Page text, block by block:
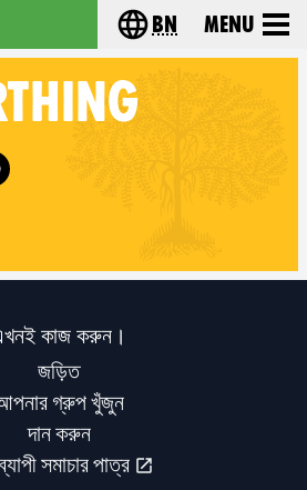
Choose your
bn Menu
কাজ করুন।
জড়িত
গ্রুপ খুঁজুন
দান করুন
সমাচার পাত্র